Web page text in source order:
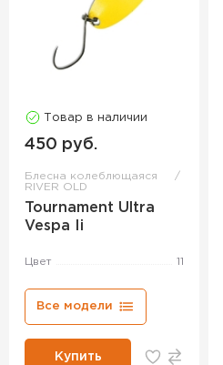
Товар в наличии
450 руб.
Блесна колеблющаяся
RIVER OLD
Tournament Ultra
Vespa Ii
Цвет 11
Все модели
Купить